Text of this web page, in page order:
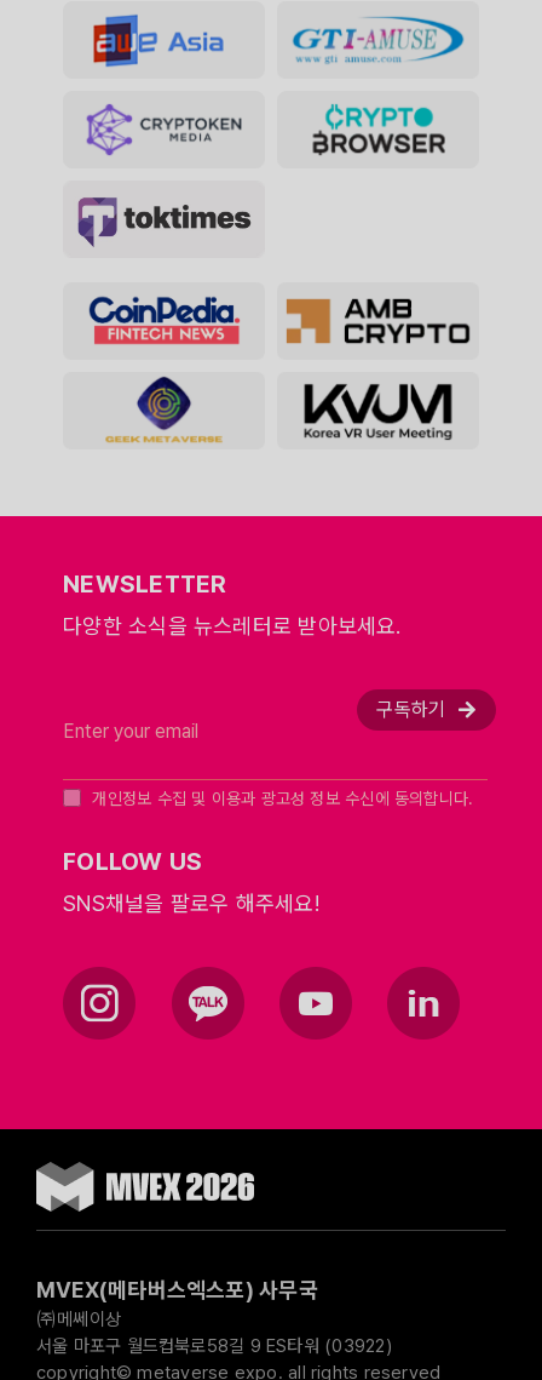
NEWSLETTER
다양한 소식을 뉴스레터로 받아보세요.
구독하기
개인정보 수집 및 이용과 광고성 정보 수신에 동의합니다.
FOLLOW US
SNS채널을 팔로우 해주세요!
MVEX(메타버스엑스포) 사무국
㈜메쎄이상
서울 마포구 월드컵북로58길 9 ES타워 (03922)
copyright© metaverse expo. all rights reserved